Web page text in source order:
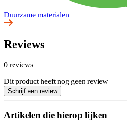
Duurzame materialen
Reviews
0 reviews
Dit product heeft nog geen review
Schrijf een review
Artikelen die hierop lijken